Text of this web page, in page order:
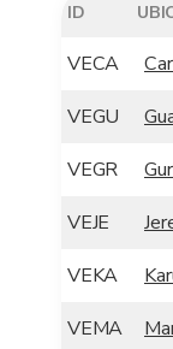
ID
VECA
VEGU
VEGR
VEJE
VEKA
VEMA